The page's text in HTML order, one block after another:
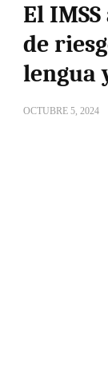
El
de
lengua
OCTUBRE 5, 2024